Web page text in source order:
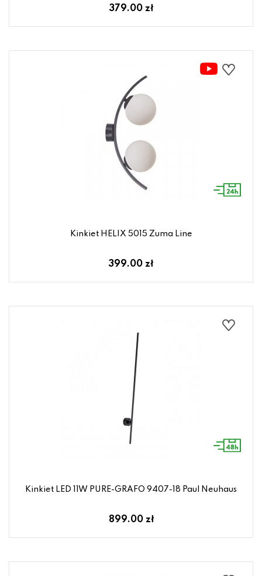
379.00 zł
Kinkiet HELIX 5015 Zuma Line
399.00 zł
Kinkiet LED 11W PURE-GRAFO 9407-18 Paul Neuhaus
899.00 zł